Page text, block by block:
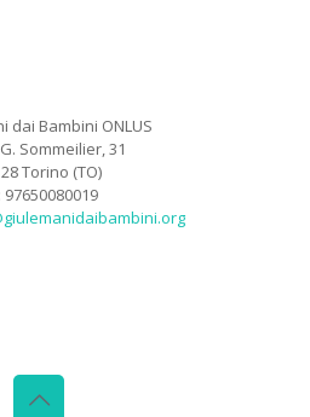
dai Bambini ONLUS
Sommeilier, 31
Torino (TO)
97650080019